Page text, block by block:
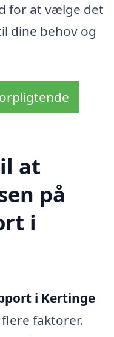
for at vælge det
dine behov og
at
på
i
i Kertinge
faktorer.